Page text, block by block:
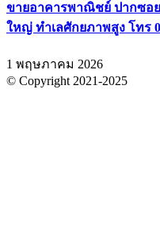
ขายอาคารพาณิชย์ ปากซอ
ใหญ่ ทำเลศักยภาพสูง โทร
1 พฤษภาคม 2026
© Copyright 2021-2025